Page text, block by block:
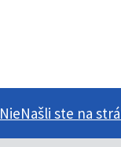
NieNašli ste na